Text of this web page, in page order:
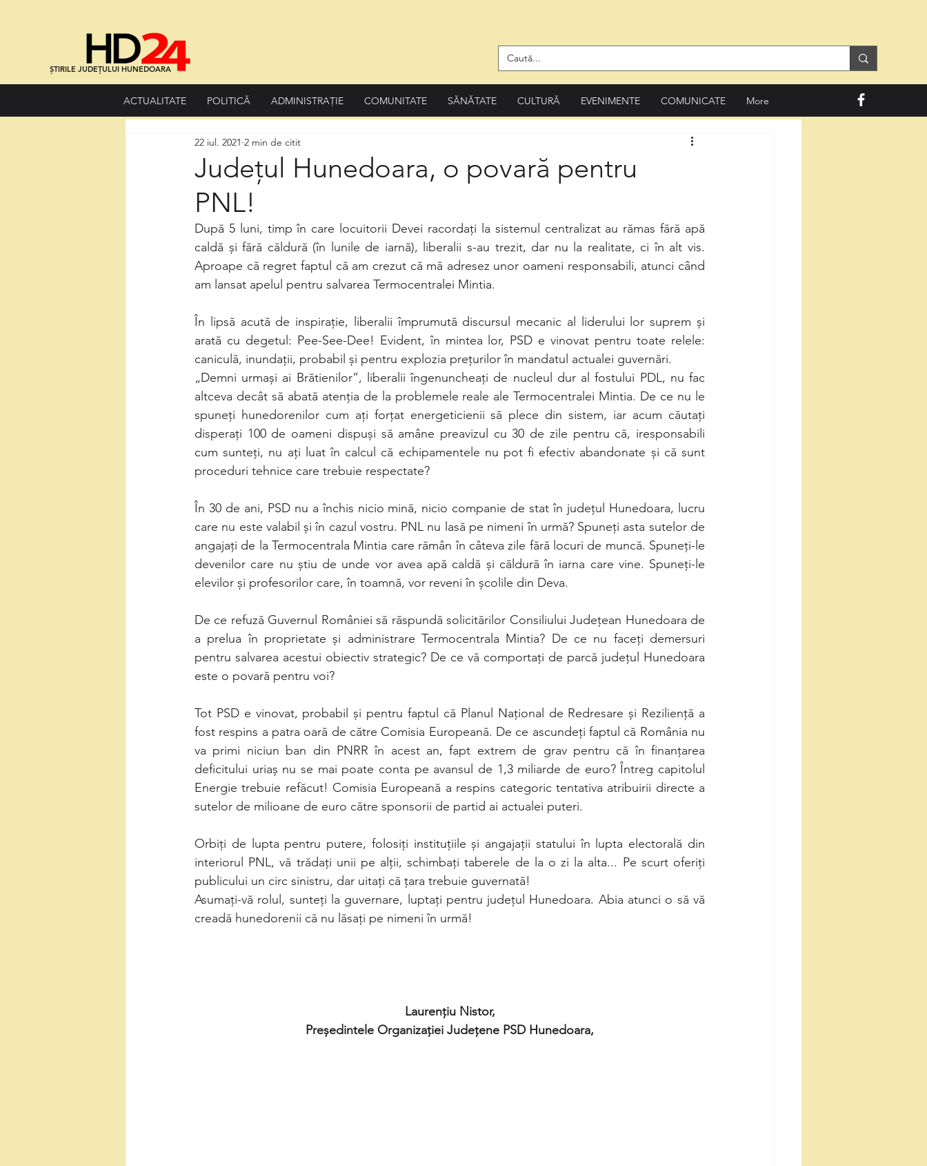
ȘTIRILE JUDEȚULUI HUNEDOARA
ACTUALITATE POLITICĂ ADMINISTRAȚIE COMUNITATE SĂNĂTATE CULTURĂ EVENIMENTE COMUNICATE More
Județul Hunedoara, o povară pentru
PNL!
22 iul. 2021 2 min de citit
După 5 luni, timp în care locuitorii Devei racordați la sistemul centralizat au rămas fără apă
caldă și fără căldură (în lunile de iarnă), liberalii s-au trezit, dar nu la realitate, ci în alt vis.
Aproape că regret faptul că am crezut că mă adresez unor oameni responsabili, atunci când
am lansat apelul pentru salvarea Termocentralei Mintia.
În lipsă acută de inspirație, liberalii împrumută discursul mecanic al liderului lor suprem și
arată cu degetul: Pee-See-Dee! Evident, în mintea lor, PSD e vinovat pentru toate relele:
caniculă, inundații, probabil și pentru explozia prețurilor în mandatul actualei guvernări.
„Demni urmași ai Brătienilor”, liberalii îngenuncheați de nucleul dur al fostului PDL, nu fac
altceva decât să abată atenția de la problemele reale ale Termocentralei Mintia. De ce nu le
spuneți hunedorenilor cum ați forțat energeticienii să plece din sistem, iar acum căutați
disperați 100 de oameni dispuși să amâne preavizul cu 30 de zile pentru că, iresponsabili
cum sunteți, nu ați luat în calcul că echipamentele nu pot fi efectiv abandonate și că sunt
proceduri tehnice care trebuie respectate?
În 30 de ani, PSD nu a închis nicio mină, nicio companie de stat în județul Hunedoara, lucru
care nu este valabil și în cazul vostru. PNL nu lasă pe nimeni în urmă? Spuneți asta sutelor de
angajați de la Termocentrala Mintia care rămân în câteva zile fără locuri de muncă. Spuneți-le
devenilor care nu știu de unde vor avea apă caldă și căldură în iarna care vine. Spuneți-le
elevilor și profesorilor care, în toamnă, vor reveni în școlile din Deva.
De ce refuză Guvernul României să răspundă solicitărilor Consiliului Județean Hunedoara de
a prelua în proprietate și administrare Termocentrala Mintia? De ce nu faceți demersuri
pentru salvarea acestui obiectiv strategic? De ce vă comportați de parcă județul Hunedoara
este o povară pentru voi?
Tot PSD e vinovat, probabil și pentru faptul că Planul Național de Redresare și Reziliență a
fost respins a patra oară de către Comisia Europeană. De ce ascundeți faptul că România nu
va primi niciun ban din PNRR în acest an, fapt extrem de grav pentru că în finanțarea
deficitului uriaș nu se mai poate conta pe avansul de 1,3 miliarde de euro? Întreg capitolul
Energie trebuie refăcut! Comisia Europeană a respins categoric tentativa atribuirii directe a
sutelor de milioane de euro către sponsorii de partid ai actualei puteri.
Orbiți de lupta pentru putere, folosiți instituțiile și angajații statului în lupta electorală din
interiorul PNL, vă trădați unii pe alții, schimbați taberele de la o zi la alta... Pe scurt oferiți
publicului un circ sinistru, dar uitați că țara trebuie guvernată!
Asumați-vă rolul, sunteți la guvernare, luptați pentru județul Hunedoara. Abia atunci o să vă
creadă hunedorenii că nu lăsați pe nimeni în urmă!
Laurențiu Nistor,
Președintele Organizației Județene PSD Hunedoara,